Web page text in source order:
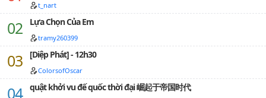
người ấy như trước, nhưng mà ...Vì sao ánh mắt
trưởng quan nhìn anh lại kỳ quái như vậy?Ngài Ariel
...Có chuyện gì mà phó quan tôi không biết sao?Người
đăng: Trầm Vân.…
t_nart
Lựa Chọn Của Em
tramy260399
[Diệp Phát] - 12h30
ColorsofOscar
quật khởi vu đế quốc thời đại 崛起于帝国时代